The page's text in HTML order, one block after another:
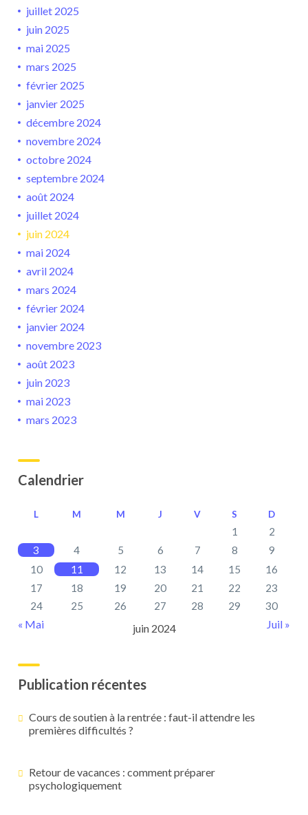
juillet 2025
juin 2025
mai 2025
mars 2025
février 2025
janvier 2025
décembre 2024
novembre 2024
octobre 2024
septembre 2024
août 2024
juillet 2024
juin 2024
mai 2024
avril 2024
mars 2024
février 2024
janvier 2024
novembre 2023
août 2023
juin 2023
mai 2023
mars 2023
Calendrier
juin 2024
L M M J V S D
1
2
3
4 5 6 7 8
9
10
11 12 13 14 15
16
17
18 19 20 21 22
23
24
25 26 27 28 29 30
« Mai Juil »
Publication récentes
Cours de soutien à la rentrée : faut-il attendre les
premières difficultés ?
Retour de vacances : comment préparer
psychologiquement